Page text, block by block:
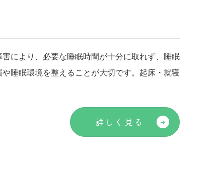
により、必要な睡眠時間が十分に取れず、睡眠
睡眠環境を整えることが大切です。起床・就寝
詳しく見る